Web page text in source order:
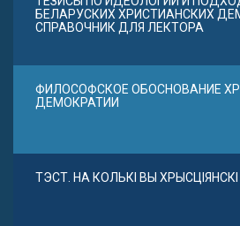
БЕЛАРУСКИХ ХРИСТИАНСКИХ
СПРАВОЧНИК ДЛЯ ЛЕКТОРА
ФИЛОСОФСКОЕ ОБОСНОВАНИЕ
ДЕМОКРАТИИ
ТЭСТ. НА КОЛЬКІ ВЫ